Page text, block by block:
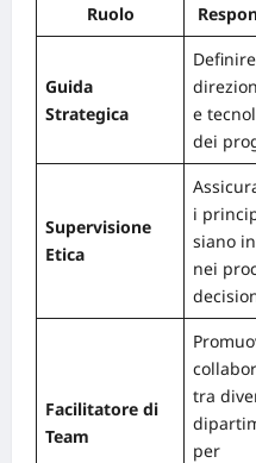
Ruolo
Guida
Strategica
e
dei
Supervisione
Etica
i
siano
nei
Facilitatore di
Team
tra
per